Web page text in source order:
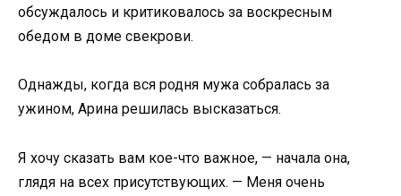
обсуждалось и критиковалось за воскресным
обедом в доме свекрови.
Однажды, когда вся родня мужа собралась за
ужином, Арина решилась высказаться.
Я хочу сказать вам кое-что важное, — начала она,
глядя на всех присутствующих. — Меня очень